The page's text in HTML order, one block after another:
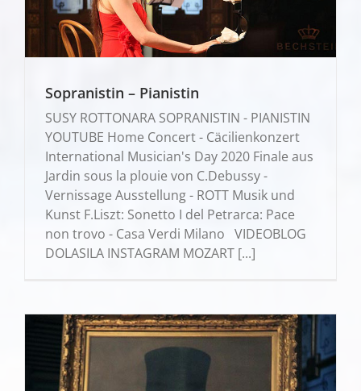
Sopranistin – Pianistin
SUSY ROTTONARA SOPRANISTIN - PIANISTIN
YOUTUBE Home Concert - Cäcilienkonzert
International Musician's Day 2020 Finale aus
Jardin sous la plouie von C.Debussy -
Vernissage Ausstellung - ROTT Musik und
Kunst F.Liszt: Sonetto I del Petrarca: Pace
non trovo - Casa Verdi Milano VIDEOBLOG
DOLASILA INSTAGRAM MOZART [...]